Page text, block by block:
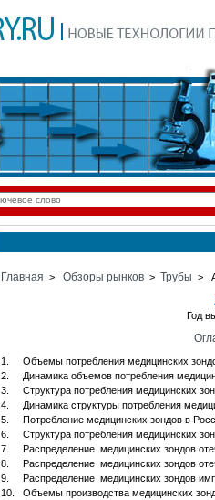
Главная > Обзоры рынков > Трубы >
Год
1.
Объемы потребления медицинских
2.
Динамика объемов потребления
3.
Структура потребления медицинских
4.
Динамика структуры потребления
5.
Потребление медицинских зондов в
6.
Структура потребления медицинских
7.
Распределение медицинских зондов
8.
Распределение медицинских зондов
9.
Распределение медицинских зондов
10.
Объемы производства медицинских